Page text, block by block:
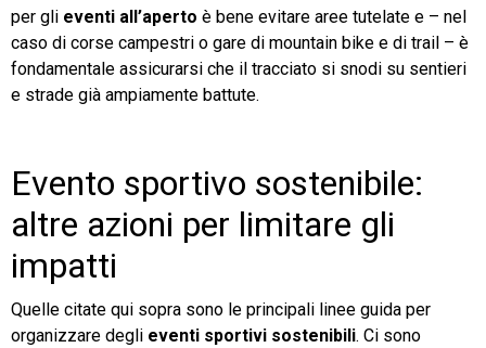
per gli eventi all’aperto è bene evitare aree tutelate e – nel
caso di corse campestri o gare di mountain bike e di trail – è
fondamentale assicurarsi che il tracciato si snodi su sentieri
e strade già ampiamente battute.
Evento sportivo sostenibile:
altre azioni per limitare gli
impatti
Quelle citate qui sopra sono le principali linee guida per
organizzare degli eventi sportivi sostenibili. Ci sono